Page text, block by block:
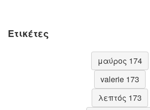
Ετικέτες
μαύρος 174
valerie 173
λεπτός 173